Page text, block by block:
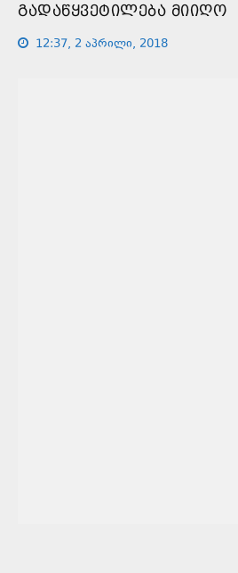
ᲒᲐᲓᲐᲬᲧᲕᲔᲢᲘᲚᲔᲑᲐ ᲛᲘᲘᲦᲝ
12:37, 2 აპრილი, 2018